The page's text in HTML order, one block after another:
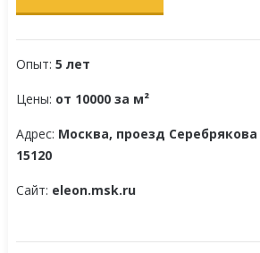
Опыт: 5 лет
Цены: от 10000 за м²
Адрес: Москва, проезд Серебрякова
15120
Сайт: eleon.msk.ru